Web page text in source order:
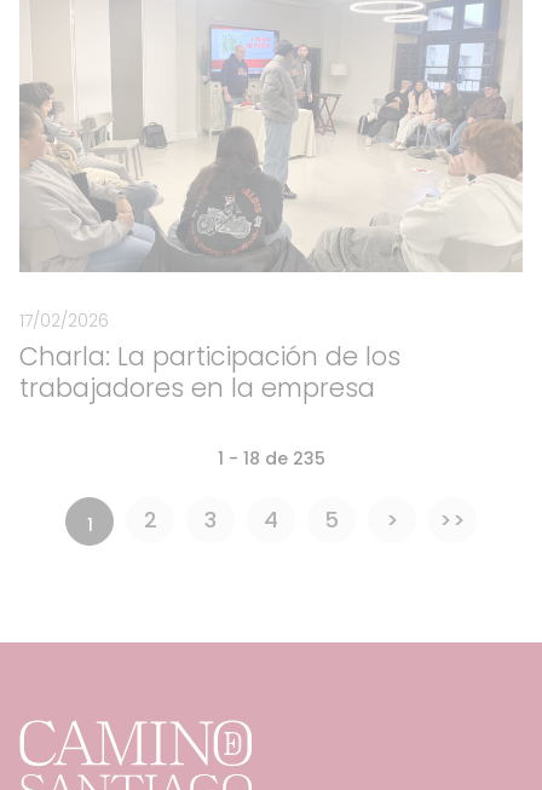
17/02/2026
Charla: La participación de los
trabajadores en la empresa
1 - 18 de 235
1 2 3 4 5 > >>